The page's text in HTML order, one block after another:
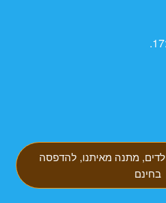
מתנה מאיתנו, להדפסה
בחינם